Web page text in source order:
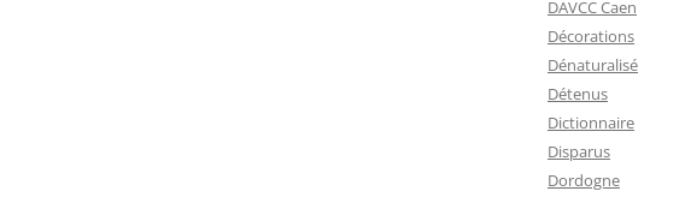
DAVCC Caen
Décorations
Dénaturalisé
Détenus
Dictionnaire
Disparus
Dordogne